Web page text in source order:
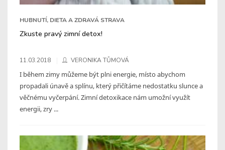
HUBNUTÍ, DIETA A ZDRAVÁ STRAVA
Zkuste pravý zimní detox!
11.03.2018 VERONIKA TŮMOVÁ
I během zimy můžeme být plni energie, místo abychom
propadali únavě a splínu, který přičítáme nedostatku slunce a
věčnému vyčerpání. Zimní detoxikace nám umožní využít
energii, zry ...